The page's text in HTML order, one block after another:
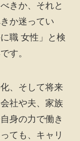
きか、それと
か迷ってい
職 女性」と検
す。
、そして将来
社や夫、家族
身の力で働き
ても、キャリ